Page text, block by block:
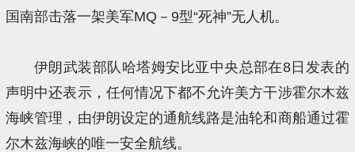
国南部击落一架美军MQ－9型“死神”无人机。
伊朗武装部队哈塔姆安比亚中央总部在8日发表的
声明中还表示，任何情况下都不允许美方干涉霍尔木兹
海峡管理，由伊朗设定的通航线路是油轮和商船通过霍
尔木兹海峡的唯一安全航线。